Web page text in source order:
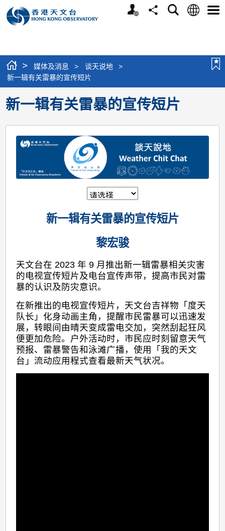
个
分
搜
语
选
> 媒体及消息 > 谈天说地
>
新一辑有关雷暴的宣传短片
新一辑有关雷暴的宣传短片
新一辑有关雷暴的宣传短片
黎宏骏
天文台在 2023 年 9 月推出新一辑雷暴相关灾害
的电视宣传短片及电台宣传声带，提高市民对雷
暴的认识及防灾意识。
在新推出的电视宣传短片，天文台吉祥物「度天
队长」化身动画主角，提醒市民雷暴可以迅速发
展，转眼间由晴天变成雷电交加，突然刮起狂风
便更加危险。户外活动时，市民应时刻留意天气
预报、雷暴警告和泳滩广播，使用「我的天文
台」流动应用程式查看最新天气状况。